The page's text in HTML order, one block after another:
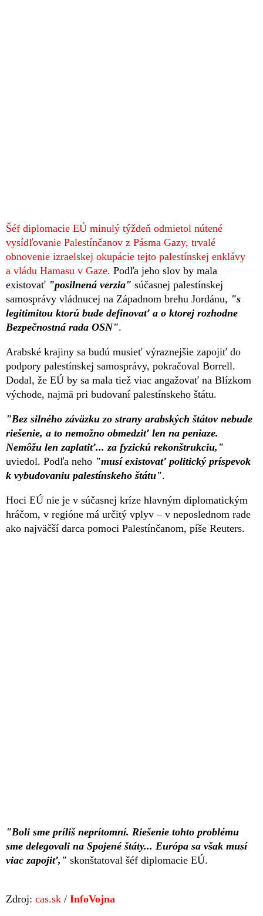
Šéf diplomacie EÚ minulý týždeň odmietol nútené
vysídľovanie Palestínčanov z Pásma Gazy, trvalé
obnovenie izraelskej okupácie tejto palestínskej enklávy
a vládu Hamasu v Gaze. Podľa jeho slov by mala
existovať "posilnená verzia" súčasnej palestínskej
samosprávy vládnucej na Západnom brehu Jordánu, "s
legitimitou ktorú bude definovať a o ktorej rozhodne
Bezpečnostná rada OSN".
Arabské krajiny sa budú musieť výraznejšie zapojiť do
podpory palestínskej samosprávy, pokračoval Borrell.
Dodal, že EÚ by sa mala tiež viac angažovať na Blízkom
východe, najmä pri budovaní palestínskeho štátu.
"Bez silného záväzku zo strany arabských štátov nebude
riešenie, a to nemožno obmedziť len na peniaze.
Nemôžu len zaplatiť... za fyzickú rekonštrukciu,"
uviedol. Podľa neho "musí existovať politický príspevok
k vybudovaniu palestínskeho štátu".
Hoci EÚ nie je v súčasnej kríze hlavným diplomatickým
hráčom, v regióne má určitý vplyv – v neposlednom rade
ako najväčší darca pomoci Palestínčanom, píše Reuters.
"Boli sme príliš neprítomní. Riešenie tohto problému
sme delegovali na Spojené štáty... Európa sa však musí
viac zapojiť," skonštatoval šéf diplomacie EÚ.
Zdroj: cas.sk / InfoVojna